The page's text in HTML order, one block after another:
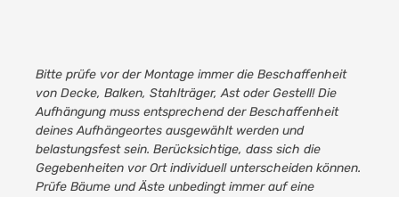
Bitte prüfe vor der Montage immer die Beschaffenheit
von Decke, Balken, Stahlträger, Ast oder Gestell! Die
Aufhängung muss entsprechend der Beschaffenheit
deines Aufhängeortes ausgewählt werden und
belastungsfest sein. Berücksichtige, dass sich die
Gegebenheiten vor Ort individuell unterscheiden können.
Prüfe Bäume und Äste unbedingt immer auf eine